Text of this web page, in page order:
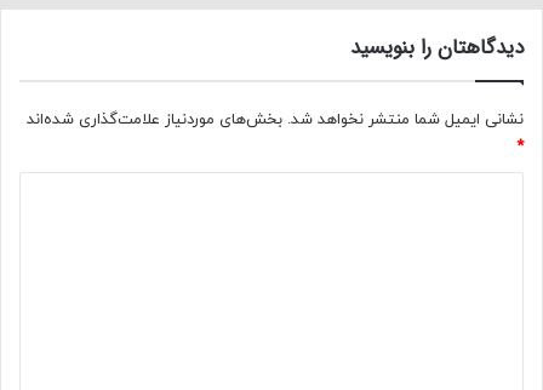
دیدگاهتان را بنویسید
نشانی ایمیل شما منتشر نخواهد شد. بخش‌های موردنیاز علامت‌گذاری شده‌اند
*